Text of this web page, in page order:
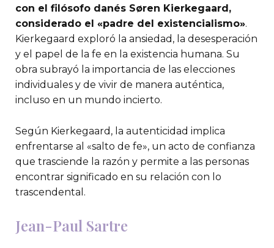
con el filósofo danés Søren Kierkegaard,
considerado el «padre del existencialismo».
Kierkegaard exploró la ansiedad, la desesperación
y el papel de la fe en la existencia humana. Su
obra subrayó la importancia de las elecciones
individuales y de vivir de manera auténtica,
incluso en un mundo incierto.
Según Kierkegaard, la autenticidad implica
enfrentarse al «salto de fe», un acto de confianza
que trasciende la razón y permite a las personas
encontrar significado en su relación con lo
trascendental.
Jean-Paul Sartre